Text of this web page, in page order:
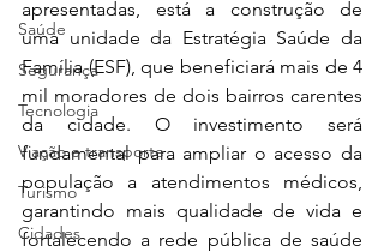
Saúde
Segurança
Tecnologia
Viação e transporte
Turismo
Cidades
apresentadas, está a construção de
uma unidade da Estratégia Saúde da
Família (ESF), que beneficiará mais de 4
mil moradores de dois bairros carentes
da cidade. O investimento será
fundamental para ampliar o acesso da
população a atendimentos médicos,
garantindo mais qualidade de vida e
fortalecendo a rede pública de saúde